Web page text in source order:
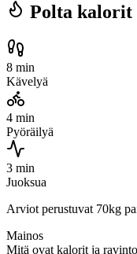
Polta
8 min
Kävelyä
4 min
Pyöräilyä
3 min
Juoksua
Arviot perustuvat 70kg
Mainos
Mitä ovat kalorit ja